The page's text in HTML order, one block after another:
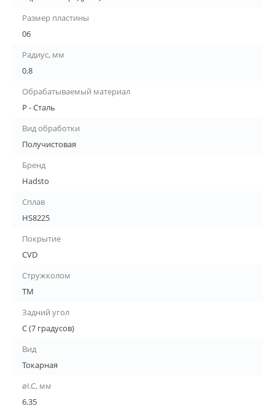
Размер пластины
06
Радиус, мм
0.8
Обрабатываемый материал
P - Сталь
Вид обработки
Получистовая
Бренд
Hadsto
Сплав
HS8225
Покрытие
CVD
Стружколом
TM
Задний угол
C (7 градусов)
Вид
Токарная
øI.C, мм
6.35